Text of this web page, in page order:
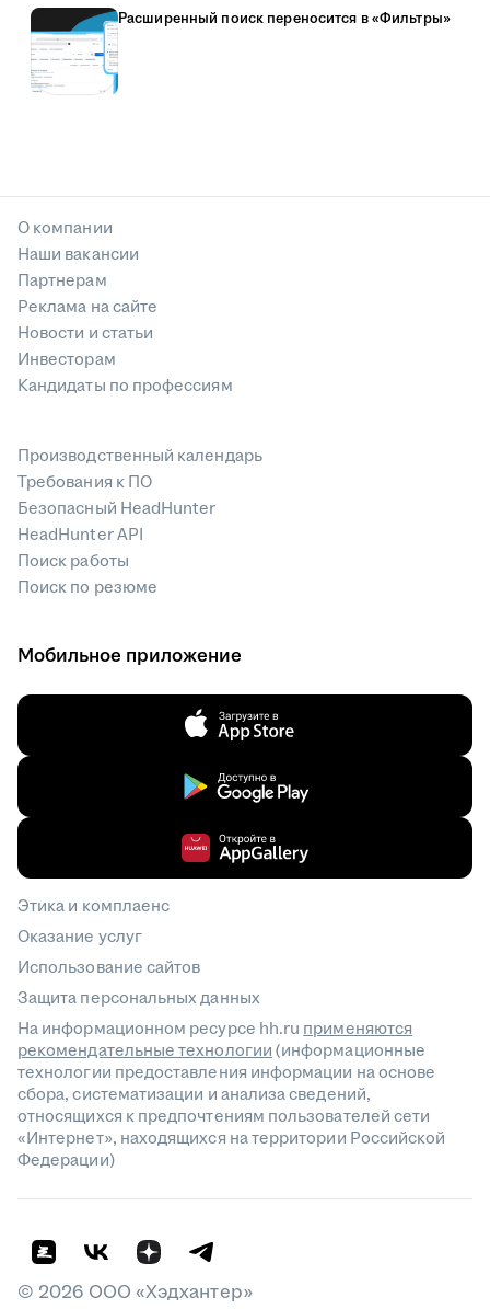
Расширенный поиск переносится в «Фильтры»
О компании
Наши вакансии
Партнерам
Реклама на сайте
Новости и статьи
Инвесторам
Кандидаты по профессиям
Производственный календарь
Требования к ПО
Безопасный HeadHunter
HeadHunter API
Поиск работы
Поиск по резюме
Мобильное приложение
Этика и комплаенс
Оказание услуг
Использование сайтов
Защита персональных данных
На информационном ресурсе hh.ru применяются
рекомендательные технологии(информационные
технологии предоставления информации на основе
сбора, систематизации и анализа сведений,
относящихся к предпочтениям пользователей сети
«Интернет», находящихся на территории Российской
Федерации)
© 2026 ООО «Хэдхантер»